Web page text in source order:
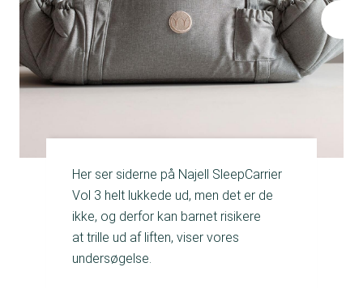
Her ser siderne på Najell SleepCarrier
Vol 3 helt lukkede ud, men det er de
ikke, og derfor kan barnet risikere
at trille ud af liften, viser vores
undersøgelse.